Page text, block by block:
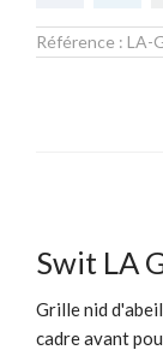
Référence : LA-
Swit LA
Grille nid
cadre avant